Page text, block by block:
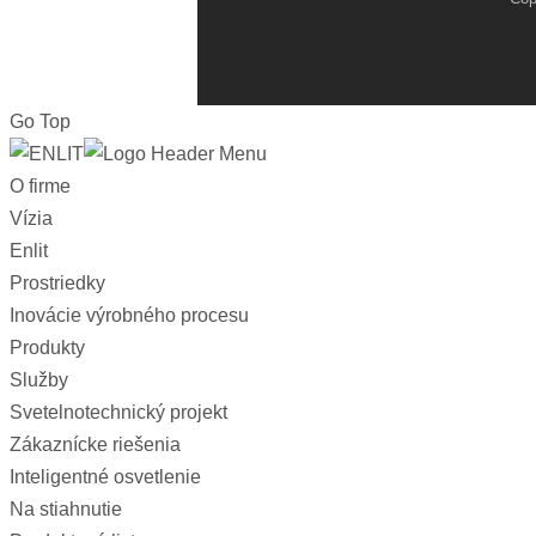
Go Top
O firme
Vízia
Enlit
Prostriedky
Inovácie výrobného procesu
Produkty
Služby
Svetelnotechnický projekt
Zákaznícke riešenia
Inteligentné osvetlenie
Na stiahnutie